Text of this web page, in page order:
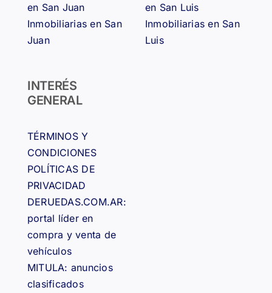
en San Juan
Inmobiliarias en San
Juan
en San Luis
Inmobiliarias en San
Luis
INTERÉS
GENERAL
TÉRMINOS Y
CONDICIONES
POLÍTICAS DE
PRIVACIDAD
DERUEDAS.COM.AR:
portal líder en
compra y venta de
vehículos
MITULA: anuncios
clasificados